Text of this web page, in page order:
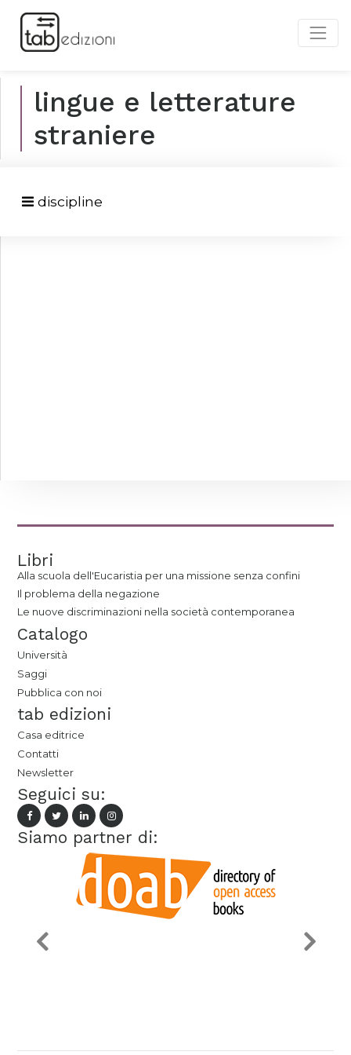
lingue e letterature
straniere
discipline
Libri
Alla scuola dell'Eucaristia per una missione senza confini
Il problema della negazione
Le nuove discriminazioni nella società contemporanea
Catalogo
Università
Saggi
Pubblica con noi
tab edizioni
Casa editrice
Contatti
Newsletter
Seguici su:
Siamo partner di: